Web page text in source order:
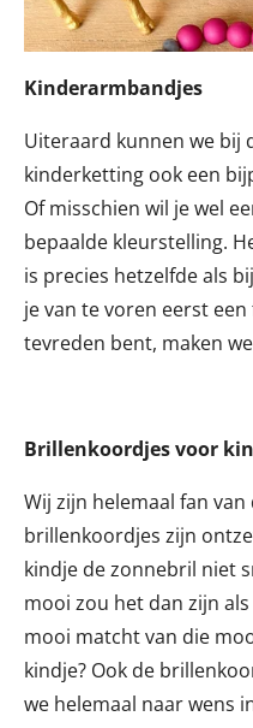
Kinderarmbandjes
Uiteraard kunnen we bij
kinderketting ook een
Of misschien wil je wel
bepaalde kleurstelling.
is precies hetzelfde als
je van te voren eerst
tevreden bent, maken
Brillenkoordjes voor
Wij zijn helemaal fan
brillenkoordjes zijn
kindje de zonnebril niet
mooi zou het dan zijn
mooi matcht van die
kindje? Ook de
we helemaal naar wens